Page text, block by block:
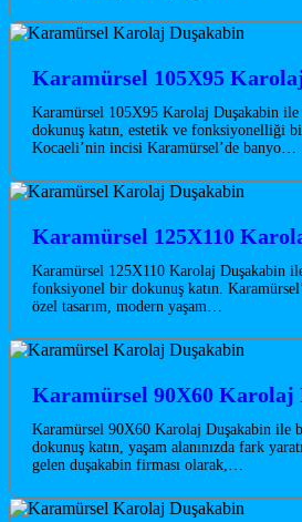
Karamürsel 105X95
Karamürsel 105X95 Karolaj Duşakabin
dokunuş katın, estetik ve fonksiyonelliği
Kocaeli’nin incisi Karamürsel’de banyo…
Karamürsel 125X110
Karamürsel 125X110 Karolaj Duşakabin
fonksiyonel bir dokunuş katın.
özel tasarım, modern yaşam…
Karamürsel 90X60 Karolaj
Karamürsel 90X60 Karolaj Duşakabin ile
dokunuş katın, yaşam alanınızda fark
gelen duşakabin firması olarak,…